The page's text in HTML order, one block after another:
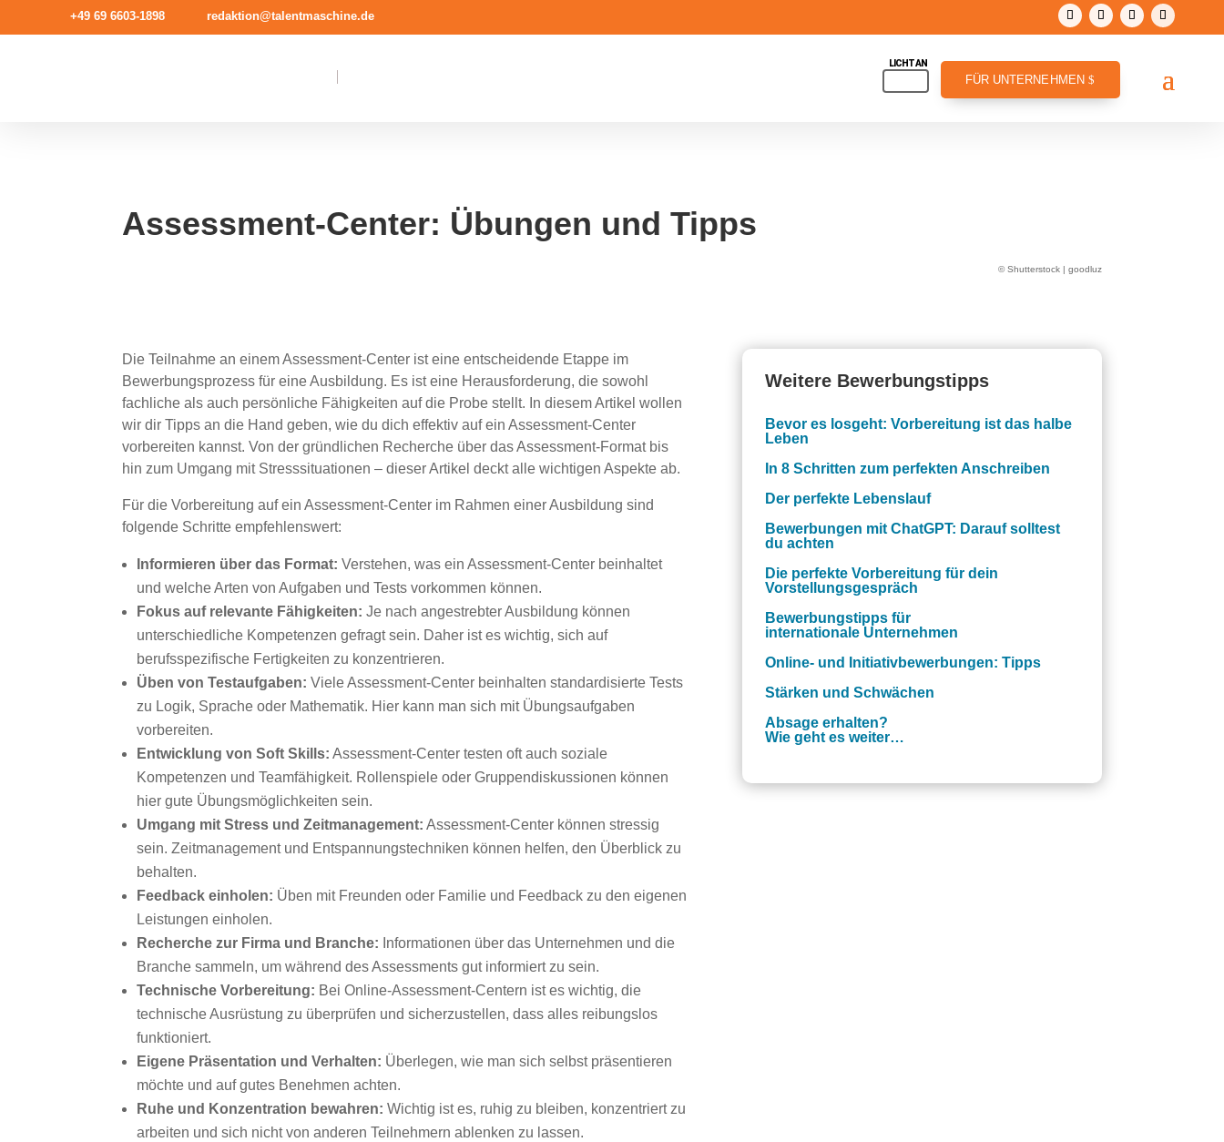
+49 69 6603-1898 redaktion@talentmaschine.de
FÜR UNTERNEHMEN
Assessment-Center: Übungen und Tipps
© Shutterstock | goodluz
Die Teilnahme an einem Assessment-Center ist eine entscheidende Etappe im
Bewerbungsprozess für eine Ausbildung. Es ist eine Herausforderung, die sowohl
fachliche als auch persönliche Fähigkeiten auf die Probe stellt. In diesem Artikel wollen
wir dir Tipps an die Hand geben, wie du dich effektiv auf ein Assessment-Center
vorbereiten kannst. Von der gründlichen Recherche über das Assessment-Format bis
hin zum Umgang mit Stresssituationen – dieser Artikel deckt alle wichtigen Aspekte ab.
Für die Vorbereitung auf ein Assessment-Center im Rahmen einer Ausbildung sind
folgende Schritte empfehlenswert:
Informieren über das Format: Verstehen, was ein Assessment-Center beinhaltet
und welche Arten von Aufgaben und Tests vorkommen können.
Fokus auf relevante Fähigkeiten: Je nach angestrebter Ausbildung können
unterschiedliche Kompetenzen gefragt sein. Daher ist es wichtig, sich auf
berufsspezifische Fertigkeiten zu konzentrieren.
Üben von Testaufgaben: Viele Assessment-Center beinhalten standardisierte Tests
zu Logik, Sprache oder Mathematik. Hier kann man sich mit Übungsaufgaben
vorbereiten.
Entwicklung von Soft Skills: Assessment-Center testen oft auch soziale
Kompetenzen und Teamfähigkeit. Rollenspiele oder Gruppendiskussionen können
hier gute Übungsmöglichkeiten sein.
Umgang mit Stress und Zeitmanagement: Assessment-Center können stressig
sein. Zeitmanagement und Entspannungstechniken können helfen, den Überblick zu
behalten.
Feedback einholen: Üben mit Freunden oder Familie und Feedback zu den eigenen
Leistungen einholen.
Recherche zur Firma und Branche: Informationen über das Unternehmen und die
Branche sammeln, um während des Assessments gut informiert zu sein.
Technische Vorbereitung: Bei Online-Assessment-Centern ist es wichtig, die
technische Ausrüstung zu überprüfen und sicherzustellen, dass alles reibungslos
funktioniert.
Eigene Präsentation und Verhalten: Überlegen, wie man sich selbst präsentieren
möchte und auf gutes Benehmen achten.
Ruhe und Konzentration bewahren: Wichtig ist es, ruhig zu bleiben, konzentriert zu
arbeiten und sich nicht von anderen Teilnehmern ablenken zu lassen.
Weitere Bewerbungstipps
Bevor es losgeht: Vorbereitung ist das halbe
Leben
In 8 Schritten zum perfekten Anschreiben
Der perfekte Lebenslauf
Bewerbungen mit ChatGPT: Darauf solltest
du achten
Die perfekte Vorbereitung für dein
Vorstellungsgespräch
Bewerbungstipps für
internationale Unternehmen
Online- und Initiativbewerbungen: Tipps
Stärken und Schwächen
Absage erhalten?
Wie geht es weiter…